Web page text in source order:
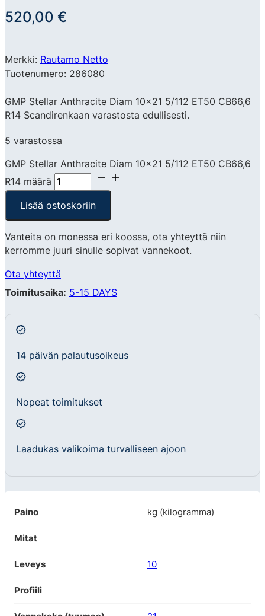
520,00 €
Merkki: Rautamo Netto
Tuotenumero: 286080
GMP Stellar Anthracite Diam 10×21 5/112 ET50 CB66,6
R14 Scandirenkaan varastosta edullisesti.
5 varastossa
GMP Stellar Anthracite Diam 10x21 5/112 ET50 CB66,6
R14 määrä
Lisää ostoskoriin
Vanteita on monessa eri koossa, ota yhteyttä niin
kerromme juuri sinulle sopivat vannekoot.
Ota yhteyttä
Toimitusaika: 5-15 DAYS
14 päivän palautusoikeus
Nopeat toimitukset
Laadukas valikoima turvalliseen ajoon
Paino kg (kilogramma)
Mitat
Leveys 10
Profiili